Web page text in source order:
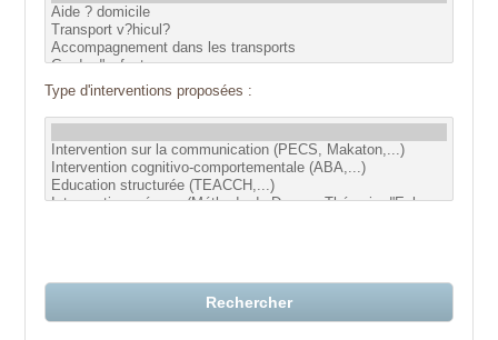
Type d'interventions proposées :
Rechercher